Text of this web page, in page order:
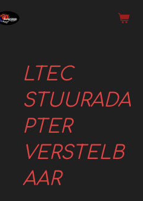
LTEC
STUURADA
PTER
VERSTELB
AAR